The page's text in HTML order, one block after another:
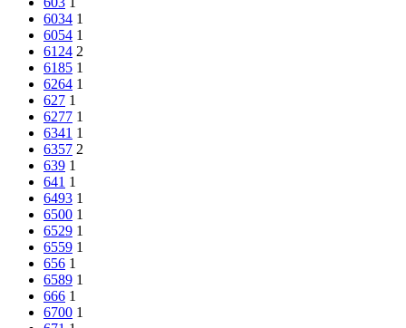
6034 1
6054 1
6124 2
6185 1
6264 1
627 1
6277 1
6341 1
6357 2
639 1
641 1
6493 1
6500 1
6529 1
6559 1
656 1
6589 1
666 1
6700 1